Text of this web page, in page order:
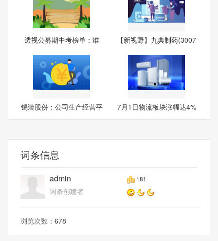
透视公募期中考榜单：谁
【新视野】九典制药(3007
锡装股份：公司生产经营平
7月1日物流板块涨幅达4%
词条信息
admin 181
词条创建者
浏览次数： 678